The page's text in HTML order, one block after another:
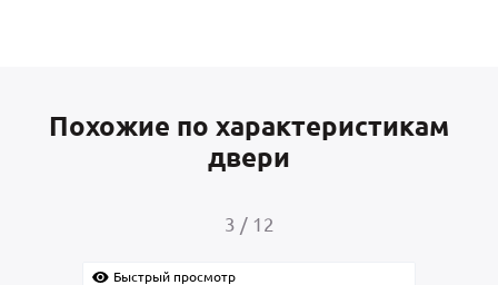
Похожие по характеристикам
двери
3 / 12
Быстрый просмотр